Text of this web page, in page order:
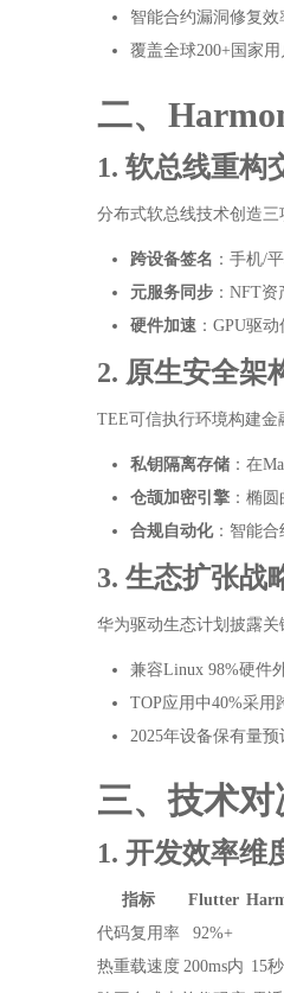
智能合约漏洞修复效
覆盖全球200+国家
二、
1. 软总线重构
分布式软总线技术创造三
跨设备签名 ：手机/
元服务同步 ：NFT
硬件加速 ：GPU驱
2. 原生安全架
TEE可信执行环境构建金
私钥隔离存储 ：在
仓颉加密引擎 ：椭
合规自动化：智能合
3. 生态扩张战
华为驱动生态计划披露关
兼容Linux 98%硬件
TOP应用中40%采用
2025年设备保有量
三、技术
1. 开发效率维
指标 Flutter
代码复用率
92%+
热重载速度 200ms内 15